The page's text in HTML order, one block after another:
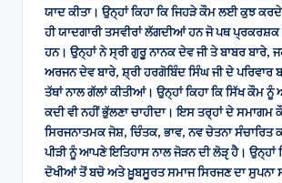
ਯਾਦ ਕੀਤਾ। ਉਨ੍ਹਾਂ ਕਿਹਾ ਕਿ ਜਿਹੜੇ ਕੌਮ ਲਈ ਕੁਝ
ਹੀ ਯਾਦਗਾਰੀ ਤਸਵੀਰਾਂ ਲੱਗਦੀਆਂ ਹਨ ਜੋ ਪਥ
ਹਨ। ਉਨ੍ਹਾਂ ਨੇ ਸ੍ਰੀ ਗੁਰੂ ਨਾਨਕ ਦੇਵ ਜੀ ਤੇ ਬਾਬਰ ਬਾਰੇ,
ਅਰਜਨ ਦੇਵ ਬਾਰੇ, ਸ਼੍ਰੀ ਹਰਗੋਬਿੰਦ ਸਿੰਘ ਜੀ ਦੇ ਪਰਿਵਾਰ
ਤੱਥਾਂ ਨਾਲ ਗੱਲਾਂ ਕੀਤੀਆਂ। ਉਨ੍ਹਾਂ ਕਿਹਾ ਕਿ ਸਿੱਖ ਕੌਮ ਨੂੰ
ਕਦੀ ਵੀ ਨਹੀਂ ਭੁੱਲਣਾ ਚਾਹੀਦਾ। ਇਸ ਤਰ੍ਹਾਂ ਦੇ ਸਮਾਗਮ
ਸਿਰਜਨਾਤਮਕ ਜੋਸ਼, ਚਿੰਤਕ, ਭਾਵ, ਨਵ ਚੇਤਨਾ ਸੰਚਾਰਿਤ
ਪੀੜੀ ਨੂੰ ਆਪਣੇ ਇਤਿਹਾਸ ਨਾਲ ਜੋੜਨ ਦੀ ਲੋੜੵ ਹੈ। ਉਨ੍ਹਾਂ
ਦੋਖੀਆਂ ਤੋਂ ਬਚੋ ਅਤੇ ਖ਼ੂਬਸੂਰਤ ਸਮਾਜ ਸਿਰਜਣ ਦਾ ਸੁਪਨਾ